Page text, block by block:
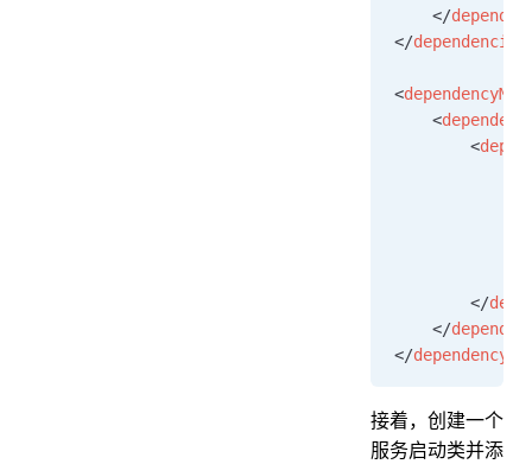
    </
</dependencies
<
    <
        <
        </
    </
</
接着，创建一个
服务启动类并添